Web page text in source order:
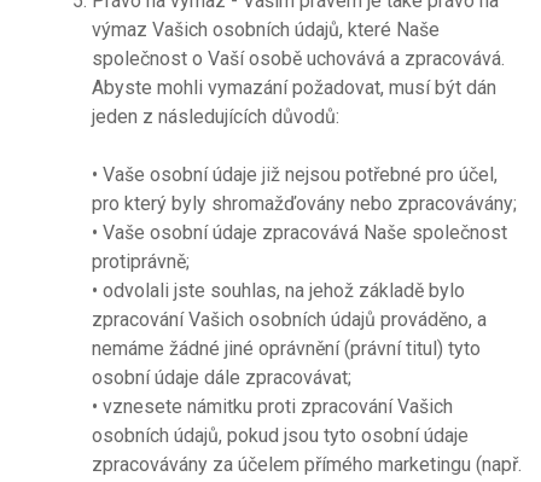
výmaz Vašich osobních údajů, které Naše
společnost o Vaší osobě uchovává a zpracovává.
Abyste mohli vymazání požadovat, musí být dán
jeden z následujících důvodů:
• Vaše osobní údaje již nejsou potřebné pro účel,
pro který byly shromažďovány nebo zpracovávány;
• Vaše osobní údaje zpracovává Naše společnost
protiprávně;
• odvolali jste souhlas, na jehož základě bylo
zpracování Vašich osobních údajů prováděno, a
nemáme žádné jiné oprávnění (právní titul) tyto
osobní údaje dále zpracovávat;
• vznesete námitku proti zpracování Vašich
osobních údajů, pokud jsou tyto osobní údaje
zpracovávány za účelem přímého marketingu (např.